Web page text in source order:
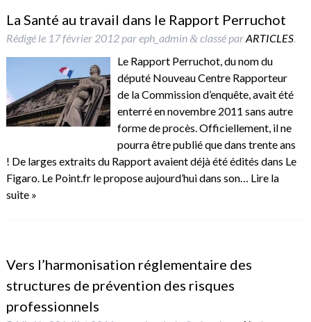
La Santé au travail dans le Rapport Perruchot
Rédigé le 17 février 2012pareph_admin &classé parARTICLES.
Le Rapport Perruchot, du nom du
député Nouveau Centre Rapporteur
de la Commission d’enquête, avait été
enterré en novembre 2011 sans autre
forme de procès. Officiellement, il ne
pourra être publié que dans trente ans
! De larges extraits du Rapport avaient déjà été édités dans Le
Figaro. Le Point.fr le propose aujourd’hui dans son… Lire la
suite »
Vers l’harmonisation réglementaire des
structures de prévention des risques
professionnels